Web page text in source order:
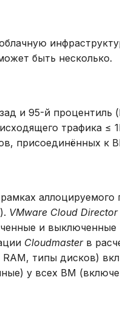
быть несколько.
и 95-й процентиль
трафика ≤
присоединённых к
аллоцируемого
VMware Cloud Director
и
Cloudmasterв
RAM, типы дисков)
у всех ВМ